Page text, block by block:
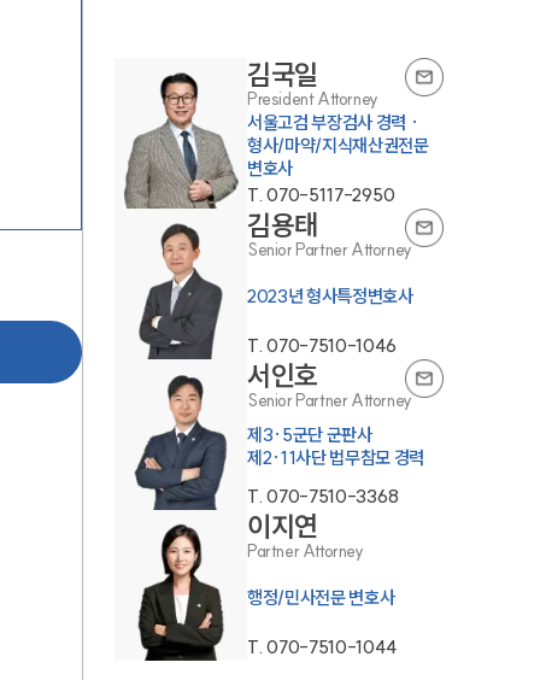
센터소개
센터소개
대륜의 강점
오시는 길
글로벌 파트너 로펌
고객의 소리
김국일
President Attorney
서울고검 부장검사 경력 ·
형사/마약/지식재산권전문
변호사
T.070-5117-2950
김용태
Senior Partner Attorney
2023년 형사특정변호사
T.070-7510-1046
서인호
Senior Partner Attorney
제3·5군단 군판사
제2·11사단 법무참모 경력
T.070-7510-3368
이지연
Partner Attorney
행정/민사전문 변호사
T.070-7510-1044